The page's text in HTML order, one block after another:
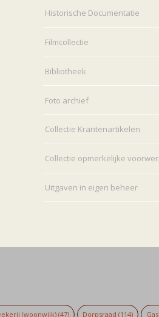
Historische Documentatie
Filmcollectie
Bibliotheek
Foto archief
Collectie Krantenartikelen
Collectie opmerkelijke
Uitgaven in eigen beheer
(woonwijk)(47) Dorpsraad (114)